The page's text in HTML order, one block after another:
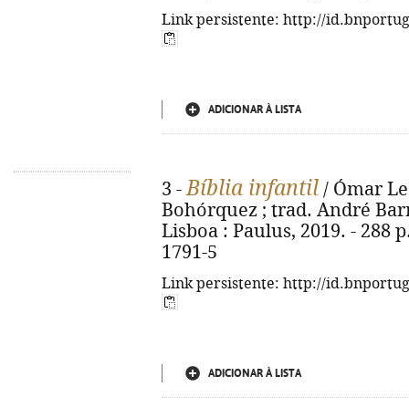
Link persistente: http://
ADICIONAR À LISTA
3 -Bíblia infantil / Ómar
Bohórquez ; trad. André
Lisboa : Paulus, 2019. - 288
1791-5
Link persistente: http://
ADICIONAR À LISTA